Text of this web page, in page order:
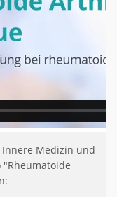
Innere Medizin und